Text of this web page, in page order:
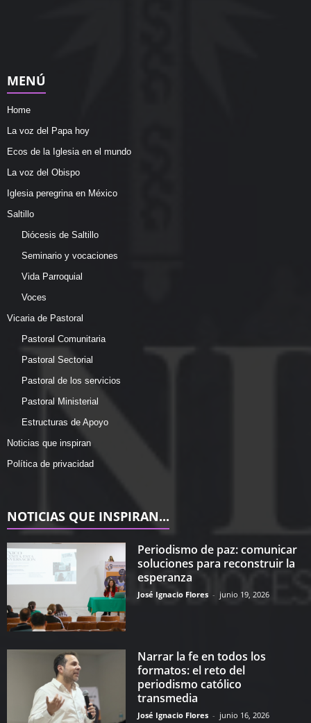
MENÚ
Home
La voz del Papa hoy
Ecos de la Iglesia en el mundo
La voz del Obispo
Iglesia peregrina en México
Saltillo
Diócesis de Saltillo
Seminario y vocaciones
Vida Parroquial
Voces
Vicaria de Pastoral
Pastoral Comunitaria
Pastoral Sectorial
Pastoral de los servicios
Pastoral Ministerial
Estructuras de Apoyo
Noticias que inspiran
Política de privacidad
NOTICIAS QUE INSPIRAN...
Periodismo de paz: comunicar
soluciones para reconstruir la
esperanza
José Ignacio Flores - junio 19, 2026
Narrar la fe en todos los
formatos: el reto del
periodismo católico
transmedia
José Ignacio Flores - junio 16, 2026